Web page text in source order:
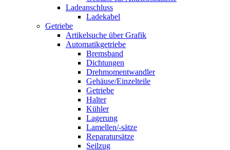
Ladeanschluss
Ladekabel
Getriebe
Artikelsuche über Grafik
Automatikgetriebe
Bremsband
Dichtungen
Drehmomentwandler
Gehäuse/Einzelteile
Getriebe
Halter
Kühler
Lagerung
Lamellen/-sätze
Reparatursätze
Seilzug